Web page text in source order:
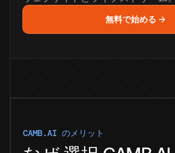
無料で始める →
CAMB.AI のメリット